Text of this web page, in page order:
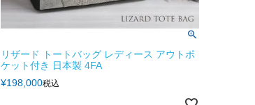
リザード トートバッグ レディース アウトポ
ケット付き 日本製 4FA
¥198,000税込